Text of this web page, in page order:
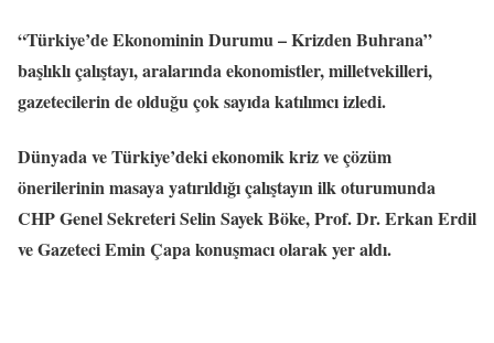
“Türkiye’de Ekonominin Durumu – Krizden Buhrana”
başlıklı çalıştayı, aralarında ekonomistler, milletvekilleri,
gazetecilerin de olduğu çok sayıda katılımcı izledi.
Dünyada ve Türkiye’deki ekonomik kriz ve çözüm
önerilerinin masaya yatırıldığı çalıştayın ilk oturumunda
CHP Genel Sekreteri Selin Sayek Böke, Prof. Dr. Erkan Erdil
ve Gazeteci Emin Çapa konuşmacı olarak yer aldı.